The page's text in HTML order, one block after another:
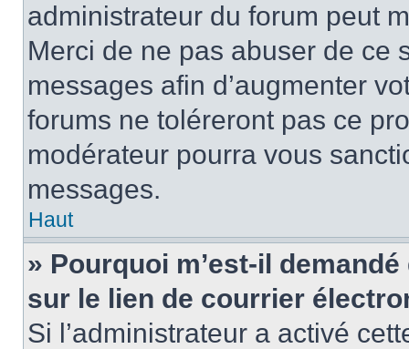
administrateur du forum peut
Merci de ne pas abuser de ce
messages afin d’augmenter
forums ne toléreront pas ce
modérateur pourra vous
messages.
Haut
» Pourquoi m’est-il
sur le lien de courrier
Si l’administrateur a activé